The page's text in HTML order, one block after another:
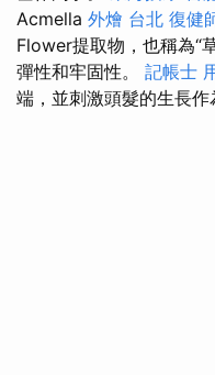
Acmella 外燴 台北 復健
Flower提取物，也稱為“
彈性和牢固性。 記帳士
端，並刺激頭髮的生長作